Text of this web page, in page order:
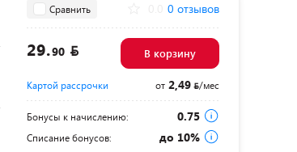
Сравнить 0 отзывов
29.90 В корзину
Картой рассрочки от2,49 /мес
Бонусы к начислению: 0.75
Списание бонусов: до 10%